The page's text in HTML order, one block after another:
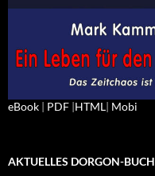
eBook | PDF |HTML| Mobi
AKTUELLES DORGON-BUCH